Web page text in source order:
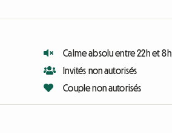
Calme absolu entre 22h et 8h
Invités non autorisés
Couple non autorisés